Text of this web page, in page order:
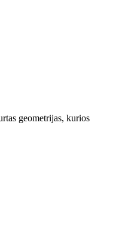
geometrijas, kurios